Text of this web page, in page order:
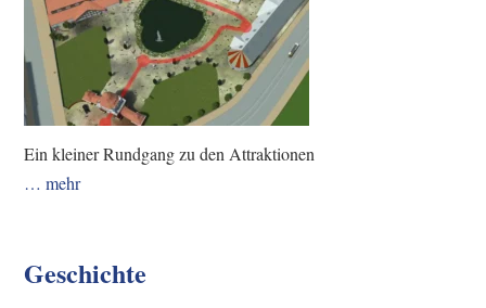
Ein kleiner Rundgang zu den Attraktionen
… mehr
Geschichte